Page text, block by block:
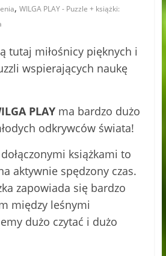
, WILGA PLAY - Puzzle + książki:
tutaj miłośnicy pięknych i
wspierających naukę
PLAY ma bardzo dużo
odkrywców świata!
książkami to
aktywnie spędzony czas.
zapowiada się bardzo
między leśnymi
dużo czytać i dużo